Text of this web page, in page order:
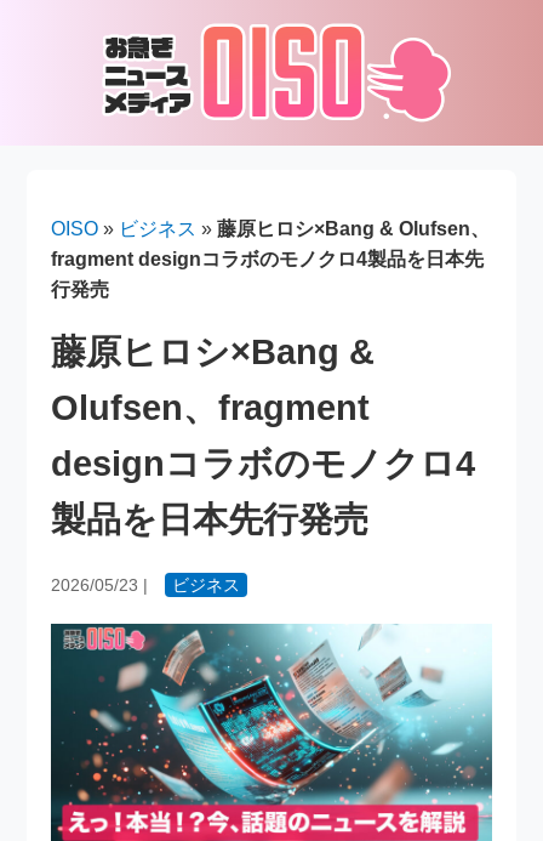
OISO » ビジネス »藤原ヒロシ×Bang & Olufsen、
fragment designコラボのモノクロ4製品を日本先
行発売
藤原ヒロシ×Bang &
Olufsen、fragment
designコラボのモノクロ4
製品を日本先行発売
2026/05/23 | ビジネス